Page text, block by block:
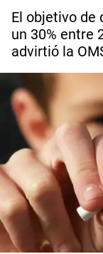
El objetivo de
un 30% entre
advirtió la